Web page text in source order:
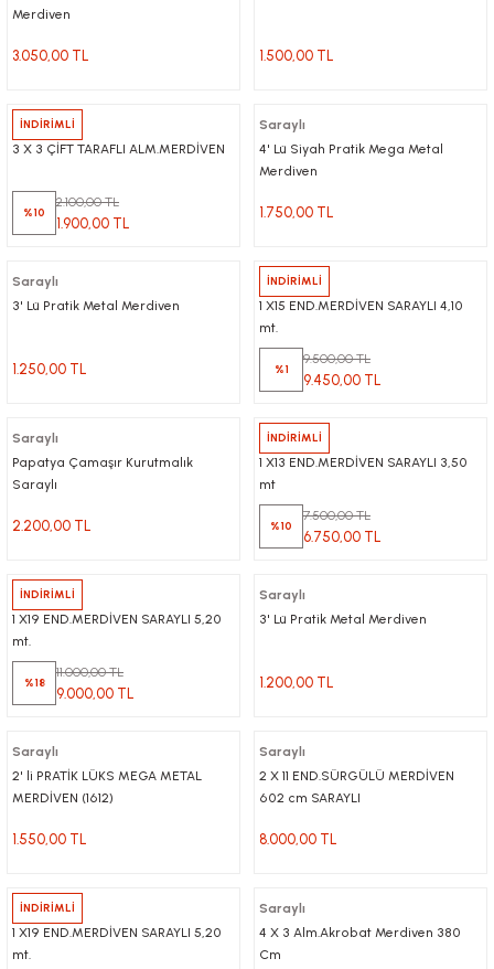
Merdiven
3.050,00 TL 1.500,00 TL
İNDİRİMLİ
Saraylı
3 X 3 ÇİFT TARAFLI ALM.MERDİVEN
%10
2.100,00 TL
1.900,00 TL
Saraylı
4' Lü Siyah Pratik Mega Metal
Merdiven
1.750,00 TL
Saraylı
3' Lü Pratik Metal Merdiven
1.250,00 TL
İNDİRİMLİ
Saraylı
1 X15 END.MERDİVEN SARAYLI 4,10
mt.
%1
9.500,00 TL
9.450,00 TL
Saraylı
Papatya Çamaşır Kurutmalık
Saraylı
2.200,00 TL
İNDİRİMLİ
Saraylı
1 X13 END.MERDİVEN SARAYLI 3,50
mt
%10
7.500,00 TL
6.750,00 TL
İNDİRİMLİ
Saraylı
1 X19 END.MERDİVEN SARAYLI 5,20
mt.
%18
11.000,00 TL
9.000,00 TL
Saraylı
3' Lü Pratik Metal Merdiven
1.200,00 TL
Saraylı
2' li PRATİK LÜKS MEGA METAL
MERDİVEN (1612)
1.550,00 TL
Saraylı
2 X 11 END.SÜRGÜLÜ MERDİVEN
602 cm SARAYLI
8.000,00 TL
İNDİRİMLİ
Saraylı
1 X19 END.MERDİVEN SARAYLI 5,20
mt.
Saraylı
4 X 3 Alm.Akrobat Merdiven 380
Cm